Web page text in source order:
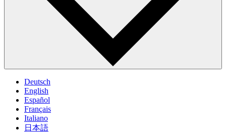
Deutsch
English
Español
Français
Italiano
日本語